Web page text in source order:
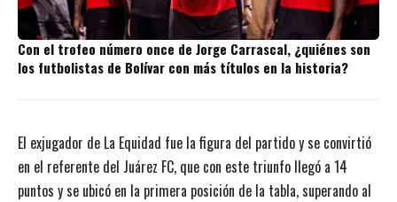
Con el trofeo número once de Jorge Carrascal, ¿quiénes son
los futbolistas de Bolívar con más títulos en la historia?
El exjugador de La Equidad fue la figura del partido y se convirtió
en el referente del Juárez FC, que con este triunfo llegó a 14
puntos y se ubicó en la primera posición de la tabla, superando al